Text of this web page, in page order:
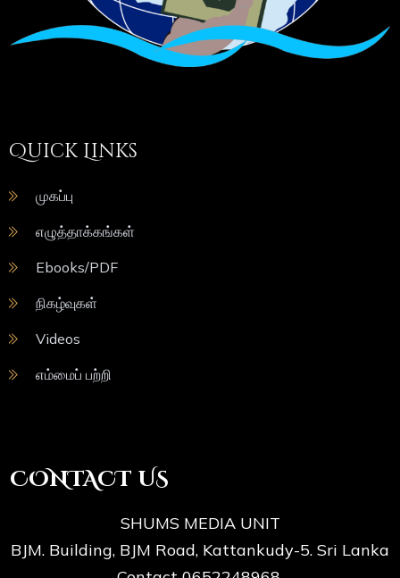
Quick Links
முகப்பு
எழுத்தாக்கங்கள்
Ebooks/PDF
நிகழ்வுகள்
Videos
எம்மைப் பற்றி
CONTACT US
SHUMS MEDIA UNIT
BJM. Building, BJM Road, Kattankudy-5. Sri Lanka